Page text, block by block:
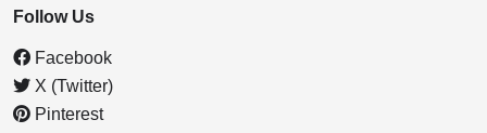
Follow Us
Facebook
X (Twitter)
Pinterest